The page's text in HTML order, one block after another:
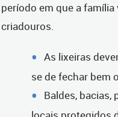
período em que a
criadouros.
As lixeiras
se de fechar bem
Baldes, bacias,